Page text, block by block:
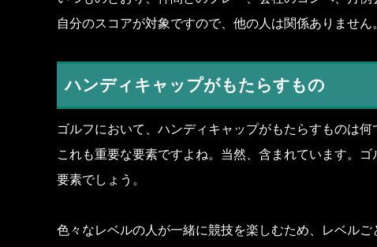
自分のスコアが対象ですので、他の人は関係ありません
ハンディキャップがもたらすもの
ゴルフにおいて、ハンディキャップがもたらすものは何
これも重要な要素ですよね。当然、含まれています。
要素でしょう。
色々なレベルの人が一緒に競技を楽しむため、レベルご